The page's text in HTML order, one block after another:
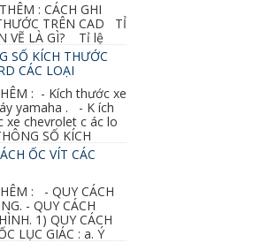
: CÁCH GHI
TRÊN CAD TỈ
VẼ LÀ GÌ? Tỉ lệ
thiết kế kiến trúc...
SỐ KÍCH THƯỚC
CÁC LOẠI
: - Kích thước xe
yamaha . - K ích
xe chevrolet c ác lo
SỐ KÍCH
ỐC VÍT CÁC
: - QUY CÁCH
- QUY CÁCH
1) QUY CÁCH
LỤC GIÁC : a. Ý